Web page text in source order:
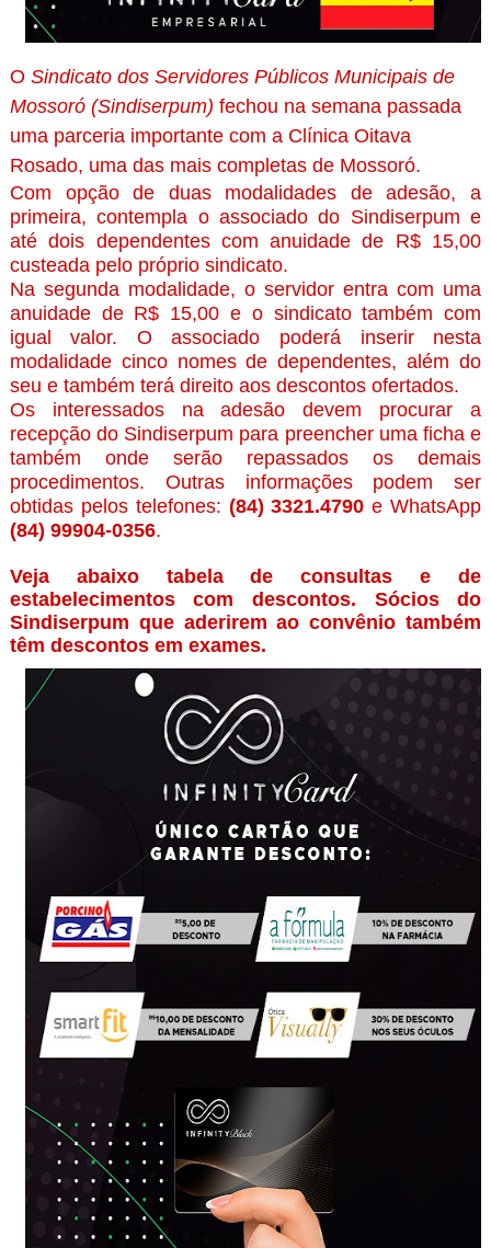
O Sindicato dos Servidores Públicos Municipais de
Mossoró (Sindiserpum) fechou na semana passada
uma parceria importante com a Clínica Oitava
Rosado, uma das mais completas de Mossoró.
Com opção de duas modalidades de adesão, a
primeira, contempla o associado do Sindiserpum e
até dois dependentes com anuidade de R$ 15,00
custeada pelo próprio sindicato.
Na segunda modalidade, o servidor entra com uma
anuidade de R$ 15,00 e o sindicato também com
igual valor. O associado poderá inserir nesta
modalidade cinco nomes de dependentes, além do
seu e também terá direito aos descontos ofertados.
Os interessados na adesão devem procurar a
recepção do Sindiserpum para preencher uma ficha e
também onde serão repassados os demais
procedimentos.
Outras informações podem ser
obtidas pelos telefones: (84) 3321.4790 e WhatsApp
(84) 99904-0356.
Veja abaixo tabela de consultas e de
estabelecimentos com descontos. Sócios do
Sindiserpum que aderirem ao convênio também
têm descontos em exames.